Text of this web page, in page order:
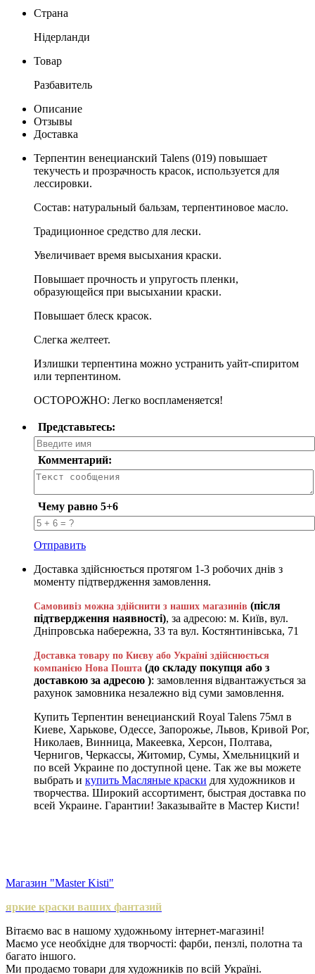
Страна
Нідерланди
Товар
Разбавитель
Описание
Отзывы
Доставка
Терпентин венецианский Talens (019) повышает
текучесть и прозрачность красок, используется для
лессировки.
Состав: натуральный бальзам, терпентиновое масло.
Традиционное средство для лески.
Увеличивает время высыхания краски.
Повышает прочность и упругость пленки,
образующейся при высыхании краски.
Повышает блеск красок.
Слегка желтеет.
Излишки терпентина можно устранить уайт-спиритом
или терпентином.
ОСТОРОЖНО: Легко воспламеняется!
Представьтесь:
Комментарий:
Чему равно 5+6
Отправить
Доставка здійснюється протягом 1-3 робочих днів з
моменту підтвердження замовлення.
Самовивіз можна здійснити з наших магазинів (після
підтвердження наявності), за адресою: м. Київ, вул.
Дніпровська набережна, 33 та вул. Костянтинівська, 71
Доставка товару по Києву або Україні здійснюється
компанією Нова Пошта (до складу покупця або з
доставкою за адресою ): замовлення відвантажується за
рахунок замовника незалежно від суми замовлення.
Купить Терпентин венецианский Royal Talens 75мл в
Киеве, Харькове, Одессе, Запорожье, Львов, Кривой Рог,
Николаев, Винница, Макеевка, Херсон, Полтава,
Чернигов, Черкассы, Житомир, Сумы, Хмельницкий и
по всей Украине по доступной цене. Так же вы можете
выбрать и купить Масляные краски для художников и
творчества. Широкий ассортимент, быстрая доставка по
всей Украине. Гарантии! Заказывайте в Мастер Кисти!
Магазин "Master Kisti"
яркие краски ваших фантазий
Вітаємо вас в нашому художньому інтернет-магазині!
Маємо усе необхідне для творчості: фарби, пензлі, полотна та
багато іншого.
Ми продаємо товари для художників по всій Україні.